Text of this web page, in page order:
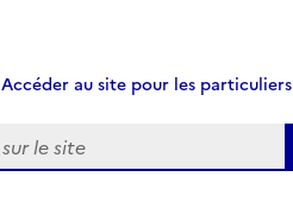
Accéder au site pour les particuliers